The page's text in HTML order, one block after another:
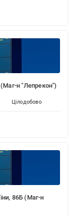
н "Лепрекон")
Цілодобово
86Б (Маг-н